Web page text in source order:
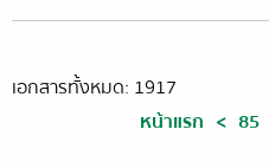
เอกสารทั้งหมด: 1917
หน้าแรก < 85